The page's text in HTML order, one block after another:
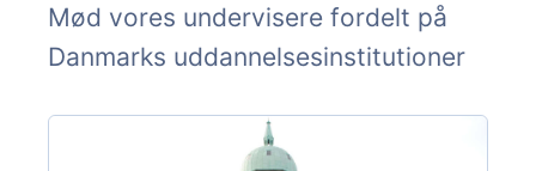
Mød vores undervisere fordelt på
Danmarks uddannelsesinstitutioner